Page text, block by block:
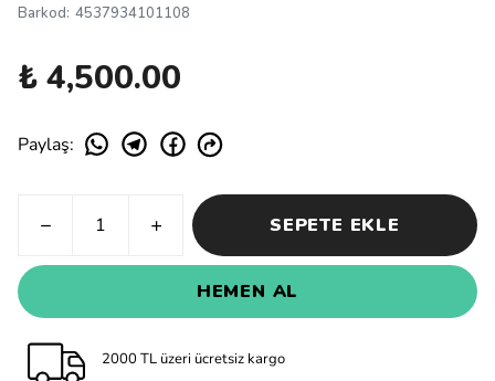
Barkod: 4537934101108
₺ 4,500.00
Paylaş:
SEPETE EKLE
HEMEN AL
2000 TL üzeri ücretsiz kargo